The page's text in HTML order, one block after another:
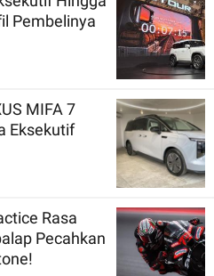
Pembelinya
MIFA 7
Eksekutif
Rasa
Pecahkan